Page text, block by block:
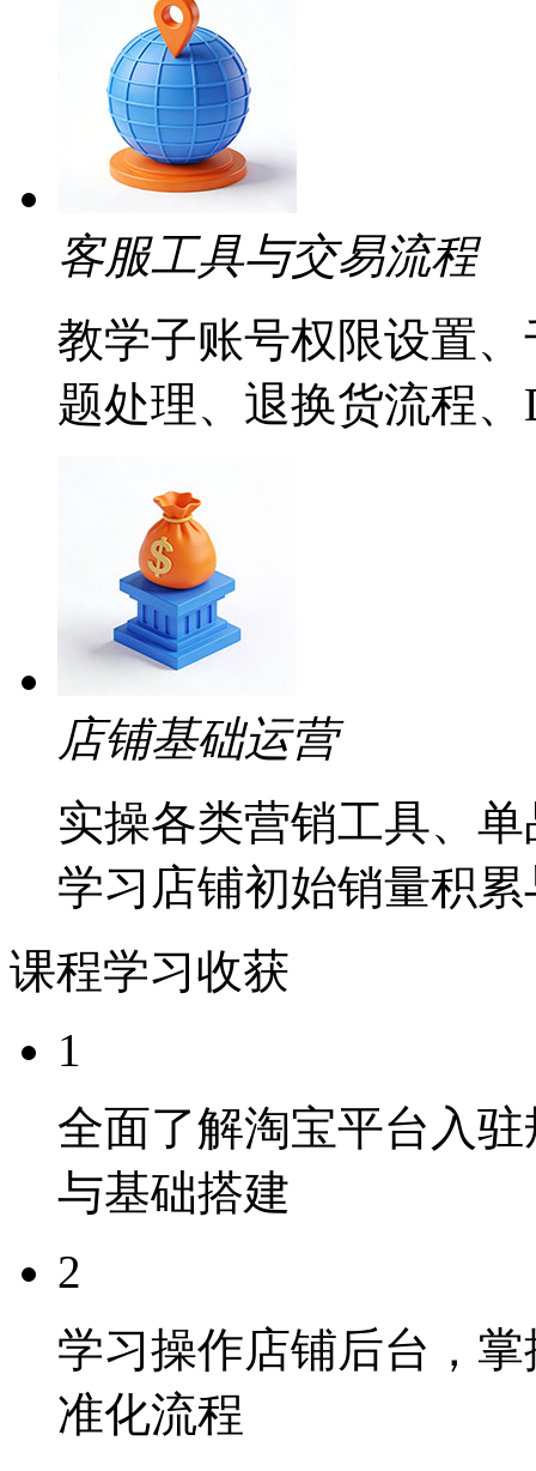
客服工具与交易流程
教学子账号权限设置
题处理、退换货流程
店铺基础运营
实操各类营销工具、
学习店铺初始销量积
课程学习收获
1
全面了解淘宝平台入
与基础搭建
2
学习操作店铺后台，
准化流程